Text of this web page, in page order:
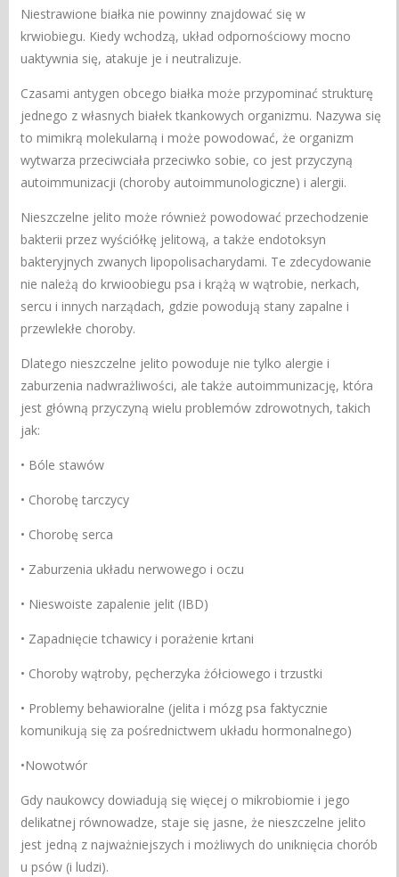
Niestrawione białka nie powinny znajdować się w
krwiobiegu. Kiedy wchodzą, układ odpornościowy mocno
uaktywnia się, atakuje je i neutralizuje.
Czasami antygen obcego białka może przypominać strukturę
jednego z własnych białek tkankowych organizmu. Nazywa się
to mimikrą molekularną i może powodować, że organizm
wytwarza przeciwciała przeciwko sobie, co jest przyczyną
autoimmunizacji (choroby autoimmunologiczne) i alergii.
Nieszczelne jelito może również powodować przechodzenie
bakterii przez wyściółkę jelitową, a także endotoksyn
bakteryjnych zwanych lipopolisacharydami. Te zdecydowanie
nie należą do krwioobiegu psa i krążą w wątrobie, nerkach,
sercu i innych narządach, gdzie powodują stany zapalne i
przewlekłe choroby.
Dlatego nieszczelne jelito powoduje nie tylko alergie i
zaburzenia nadwrażliwości, ale także autoimmunizację, która
jest główną przyczyną wielu problemów zdrowotnych, takich
jak:
• Bóle stawów
• Chorobę tarczycy
• Chorobę serca
• Zaburzenia układu nerwowego i oczu
• Nieswoiste zapalenie jelit (IBD)
• Zapadnięcie tchawicy i porażenie krtani
• Choroby wątroby, pęcherzyka żółciowego i trzustki
• Problemy behawioralne (jelita i mózg psa faktycznie
komunikują się za pośrednictwem układu hormonalnego)
•Nowotwór
Gdy naukowcy dowiadują się więcej o mikrobiomie i jego
delikatnej równowadze, staje się jasne, że nieszczelne jelito
jest jedną z najważniejszych i możliwych do uniknięcia chorób
u psów (i ludzi).